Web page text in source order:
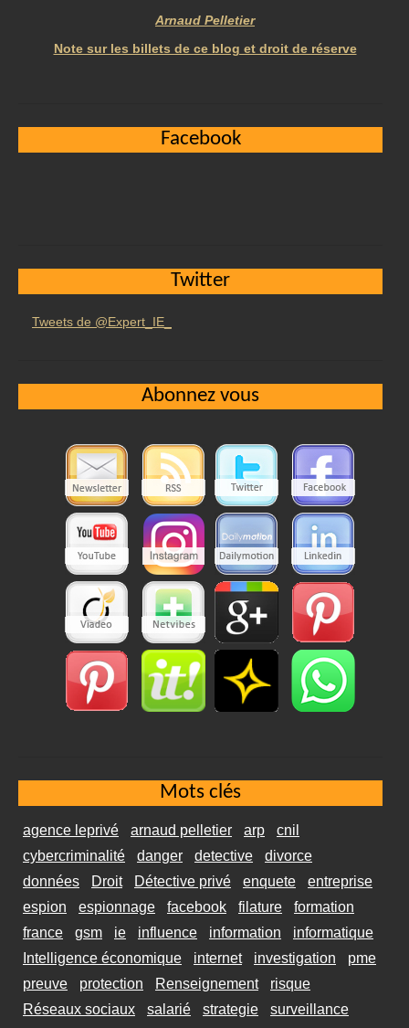
Arnaud Pelletier
Note sur les billets de ce blog et droit de réserve
Facebook
Twitter
Tweets de @Expert_IE_
Abonnez vous
Mots clés
agence leprivé arnaud pelletier arp
cnil
cybercriminalité
danger detective
divorce
données
Droit Détective privé enquete
entreprise
espion
espionnage facebook filature
formation
france
gsm ie influence information
informatique
Intelligence économique
internet investigation
pme
preuve
protection Renseignement
risque
Réseaux sociaux
salarié strategie
surveillance